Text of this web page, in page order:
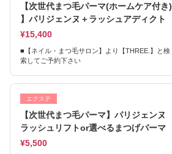
【次世代まつ毛パーマ(ホームケア付き)
】パリジェンヌ＋ラッシュアディクト
¥15,400
■【ネイル・まつ毛サロン】より【THREE.】と検
索してご予約下さい
エクステ
【次世代まつ毛パーマ】パリジェンヌ
ラッシュリフトor選べるまつげパーマ
¥5,500